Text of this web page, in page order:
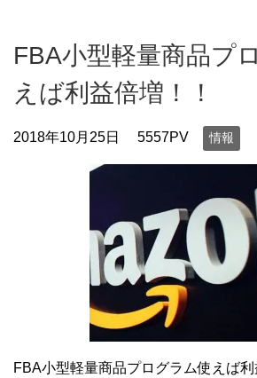
FBA小型軽量商品プ
えば利益倍増！！
2018年10月25日 5557PV 情報
FBA小型軽量商品プログラム使えば